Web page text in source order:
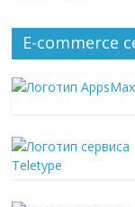
E-commerce